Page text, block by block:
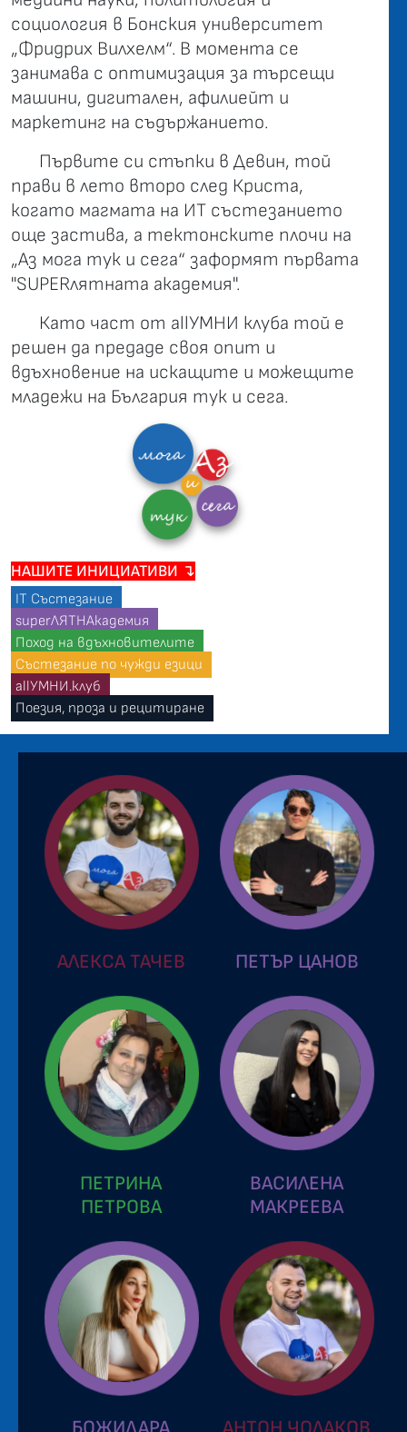
социология в Бонския университет
„Фридрих Вилхелм“. В момента се
занимава с оптимизация за търсещи
машини, дигитален, афилиейт и
маркетинг на съдържанието.
Първите си стъпки в Девин, той
прави в лето второ след Криста,
когато магмата на ИТ състезанието
още застива, а тектонските плочи на
„Аз мога тук и сега“ заформят първата
"SUPERлятната академия".
Като част от allУМНИ клуба той е
решен да предаде своя опит и
вдъхновение на искащите и можещите
младежи на България тук и сега.
НАШИТЕ ИНИЦИАТИВИ ↴
IT Състезание
superЛЯТНАкадемия
Поход на вдъхновителите
Състезание по чужди езици
allУМНИ.клуб
Поезия, проза и рецитиране
АЛЕКСА ТАЧЕВ ПЕТЪР ЦАНОВ
ПЕТРИНА
ПЕТРОВА
ВАСИЛЕНА
МАКРЕЕВА